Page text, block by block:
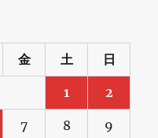
金 土 日
1 2
7 8 9